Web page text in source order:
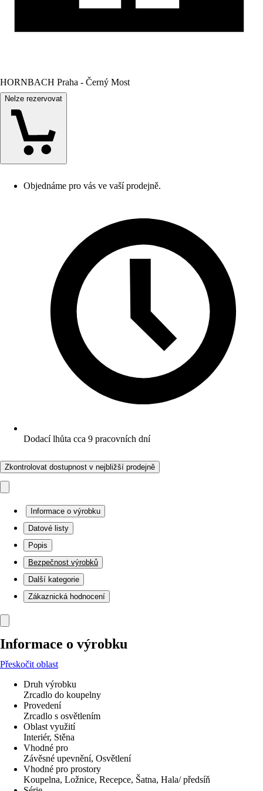
HORNBACH Praha - Černý Most
Nelze rezervovat
Objednáme pro vás ve vaší prodejně.
Dodací lhůta cca 9 pracovních dní
Zkontrolovat dostupnost v nejbližší prodejně
Informace o výrobku
Datové listy
Popis
Bezpečnost výrobků
Další kategorie
Zákaznická hodnocení
Informace o výrobku
Přeskočit oblast
Druh výrobku
Zrcadlo do koupelny
Provedení
Zrcadlo s osvětlením
Oblast využití
Interiér, Stěna
Vhodné pro
Závěsné upevnění, Osvětlení
Vhodné pro prostory
Koupelna, Ložnice, Recepce, Šatna, Hala/ předsíň